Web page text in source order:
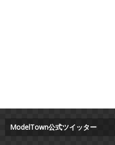
ModelTown公式ツイッター